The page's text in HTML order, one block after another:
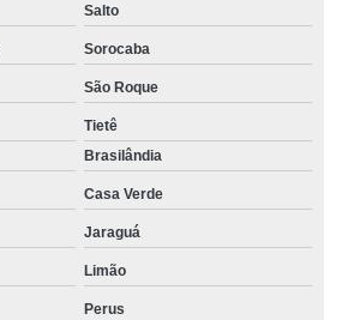
Salto
Sorocaba
São Roque
Tietê
Brasilândia
Casa Verde
Jaraguá
Limão
Perus